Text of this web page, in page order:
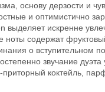
основу дерзости и
и оптимистично
искренне
содержат
о вступительном
звучание
коктейль,